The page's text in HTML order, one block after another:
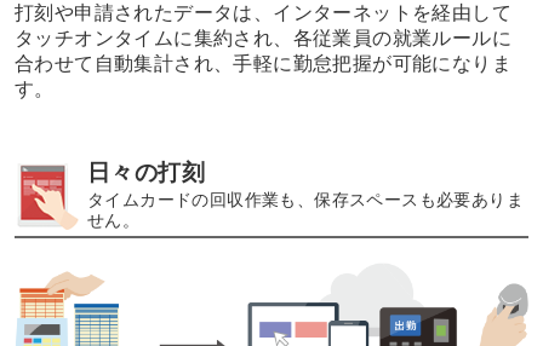
打刻や申請されたデータは、インターネットを経由して
タッチオンタイムに集約され、 各従業員の就業ルールに
合わせて自動集計され、手軽に勤怠把握が可能になりま
す。
日々の打刻
タイムカードの回収作業も、保存スペースも必要ありま
せん。